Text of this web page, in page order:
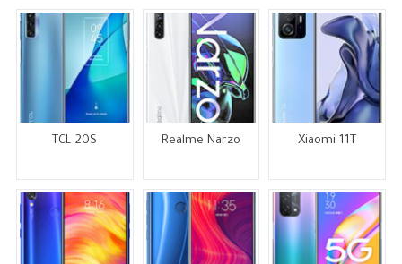
TCL 20S Realme Narzo Xiaomi 11T